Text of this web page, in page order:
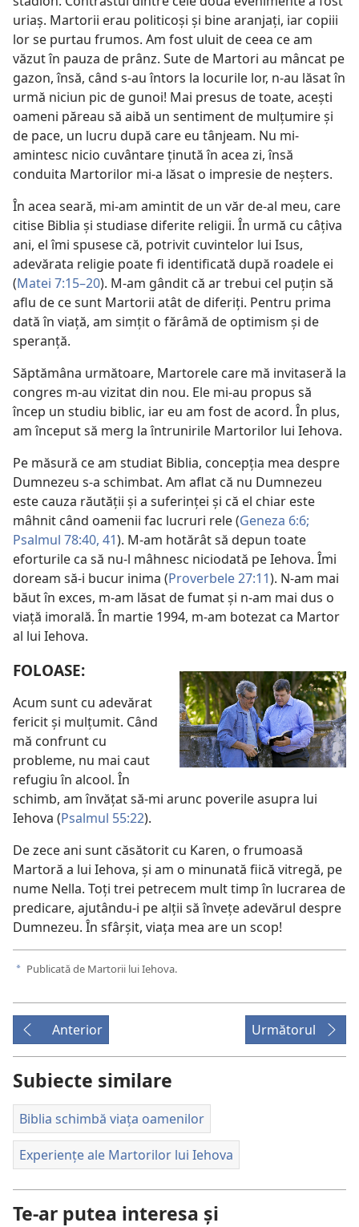
uriaş. Martorii erau politicoşi şi bine aranjaţi, iar copiii
lor se purtau frumos. Am fost uluit de ceea ce am
văzut în pauza de prânz. Sute de Martori au mâncat pe
gazon, însă, când s-au întors la locurile lor, n-au lăsat în
urmă niciun pic de gunoi! Mai presus de toate, aceşti
oameni păreau să aibă un sentiment de mulţumire şi
de pace, un lucru după care eu tânjeam. Nu mi-
amintesc nicio cuvântare ţinută în acea zi, însă
conduita Martorilor mi-a lăsat o impresie de neşters.
În acea seară, mi-am amintit de un văr de-al meu, care
citise Biblia şi studiase diferite religii. În urmă cu câţiva
ani, el îmi spusese că, potrivit cuvintelor lui Isus,
adevărata religie poate fi identificată după roadele ei
(Matei 7:15–20). M-am gândit că ar trebui cel puţin să
aflu de ce sunt Martorii atât de diferiţi. Pentru prima
dată în viaţă, am simţit o fărâmă de optimism şi de
speranţă.
Săptămâna următoare, Martorele care mă invitaseră la
congres m-au vizitat din nou. Ele mi-au propus să
încep un studiu biblic, iar eu am fost de acord. În plus,
am început să merg la întrunirile Martorilor lui Iehova.
Pe măsură ce am studiat Biblia, concepţia mea despre
Dumnezeu s-a schimbat. Am aflat că nu Dumnezeu
este cauza răutăţii şi a suferinţei şi că el chiar este
mâhnit când oamenii fac lucruri rele (Geneza 6:6;
Psalmul 78:40, 41). M-am hotărât să depun toate
eforturile ca să nu-l mâhnesc niciodată pe Iehova. Îmi
doream să-i bucur inima (Proverbele 27:11). N-am mai
băut în exces, m-am lăsat de fumat şi n-am mai dus o
viaţă imorală. În martie 1994, m-am botezat ca Martor
al lui Iehova.
FOLOASE:
Acum sunt cu adevărat
fericit şi mulţumit. Când
mă confrunt cu
probleme, nu mai caut
refugiu în alcool. În
schimb, am învăţat să-mi arunc poverile asupra lui
Iehova (Psalmul 55:22).
De zece ani sunt căsătorit cu Karen, o frumoasă
Martoră a lui Iehova, şi am o minunată fiică vitregă, pe
nume Nella. Toţi trei petrecem mult timp în lucrarea de
predicare, ajutându-i pe alţii să înveţe adevărul despre
Dumnezeu. În sfârşit, viaţa mea are un scop!
a Publicată de Martorii lui Iehova.
Anterior Următorul
Subiecte similare
Biblia schimbă viața oamenilor
Experiențe ale Martorilor lui Iehova
Te-ar putea interesa și